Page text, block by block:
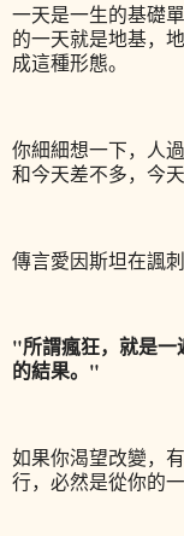
一天是一生的基礎
的一天就是地基，
成這種形態。
你細細想一下，人
和今天差不多，今
傳言愛因斯坦在諷
"所謂瘋狂，就是一
的結果。"
如果你渴望改變，
行，必然是從你的